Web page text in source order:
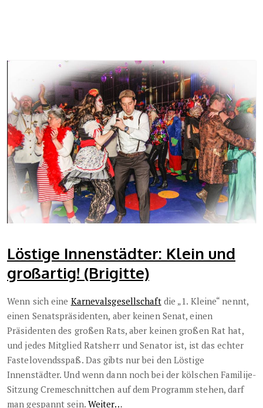
Löstige Innenstädter: Klein und
großartig! (Brigitte)
Wenn sich eine Karnevalsgesellschaftdie „1. Kleine“ nennt,
einen Senatspräsidenten, aber keinen Senat, einen
Präsidenten des großen Rats, aber keinen großen Rat hat,
und jedes Mitglied Ratsherr und Senator ist, ist das echter
Fastelovendsspaß. Das gibts nur bei den Löstige
Innenstädter. Und wenn dann noch bei der kölschen Familije-
Sitzung Cremeschnittchen auf dem Programm stehen, darf
man gespannt sein. Weiter…